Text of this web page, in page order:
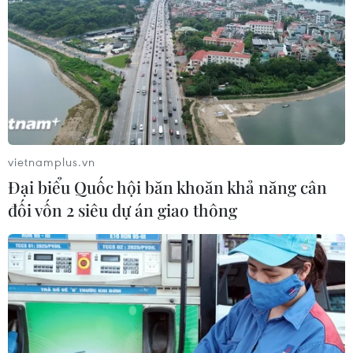
Du khách sẽ cùng các lương y của bản Miền hái
những loại thảo dược để tạo thành những vị thuốc
đắp mặt, làm đẹp da, xông hơi, tắm lá thuốc, chăm
sóc và phục hồi sức khỏe.
Du khách cũng được trải nghiệm dịch vụ chăm sóc
da và tóc, tắm thuốc, ngâm chân, chăm sóc toàn
thống từ thảo dược của người Dao Quần chẹt ở Ba
Vì.
Đến bản Miền, du khách được trải nghiệm văn hóa
của người Dao Quần chẹt ở Ba Vì cùng nghệ thuật
ẩm thực (được dâng từng món, mỗi món ăn là một
câu chuyện; nguyên liệu chế biến được sử dụng từ
những loại thảo dược khác nhau có tác dụng bồi bổ,
thanh lọc cơ thể).
vietnamplus.vn
Đại biểu Quốc hội băn khoăn khả năng cân
đối vốn 2 siêu dự án giao thông